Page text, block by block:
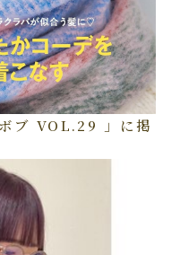
ブ VOL.29 」に掲